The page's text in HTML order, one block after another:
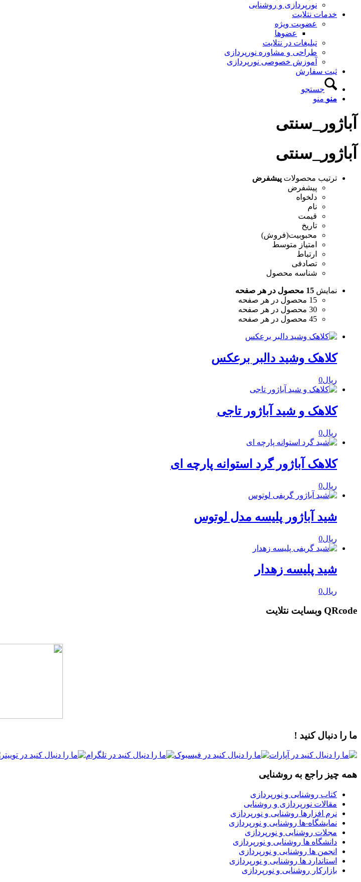
نورپردازی و روشنایی
خدمات نتلایت
عضویت ویژه
عضوها
تبلیغات در نتلایت
طراحی و مشاوره نورپردازی
آموزش خصوصی نورپردازی
ثبت سفارش
جستجو
منو منو
آباژور_سنتی
آباژور_سنتی
ترتیب محصولات پیشفرض
پیشفرض
دلخواه
نام
قیمت
تاریخ
محبوبیت(فروش)
امتیاز متوسط
ارتباط
تصادفی
شناسه محصول
نمایش 15 محصول در هر صفحه
15 محصول در هر صفحه
30 محصول در هر صفحه
45 محصول در هر صفحه
کلاهک وشید دالبر برعکس
ریال0
کلاهک و شید آباژور تاجی
ریال0
کلاهک آباژور گرد استوانه پارچه ای
ریال0
شید آباژور پلیسه مدل لوتوس
ریال0
شید پلیسه زهدار
ریال0
QRcode وبسایت نتلایت
ما را دنبال کنید !
همه چیز راجع به روشنایی
کتاب روشنایی و نورپردازی
مقالات نورپردازی و روشنایی
نرم افزارها روشنایی و نورپردازی
نمایشگاه-ها روشنایی و نورپردازی
مجلات روشنایی و نورپردازی
دانشگاه ها روشنایی و نورپردازی
انجمن ها روشنایی و نورپردازی
استاندارد ها روشنایی و نورپردازی
بازارکار روشنایی و نورپردازی